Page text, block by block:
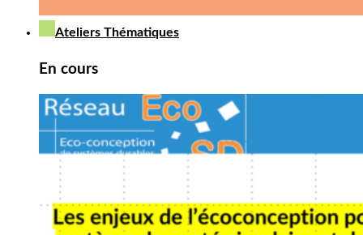
Ateliers Thématiques
En cours